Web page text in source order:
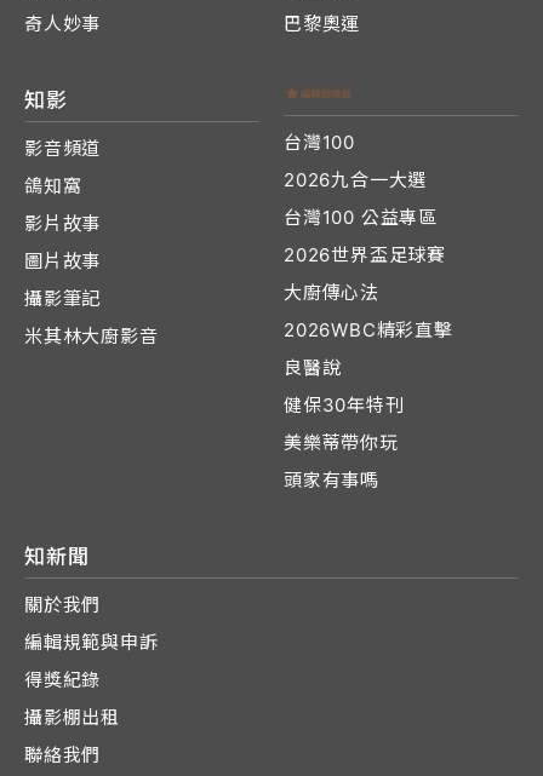
奇人妙事
巴黎奧運
知影
影音頻道
鴿知窩
影片故事
圖片故事
攝影筆記
米其林大廚影音
台灣100
2026九合一大選
台灣100 公益專區
2026世界盃足球賽
大廚傳心法
2026WBC精彩直擊
良醫說
健保30年特刊
美樂蒂帶你玩
頭家有事嗎
知新聞
關於我們
編輯規範與申訴
得獎紀錄
攝影棚出租
聯絡我們